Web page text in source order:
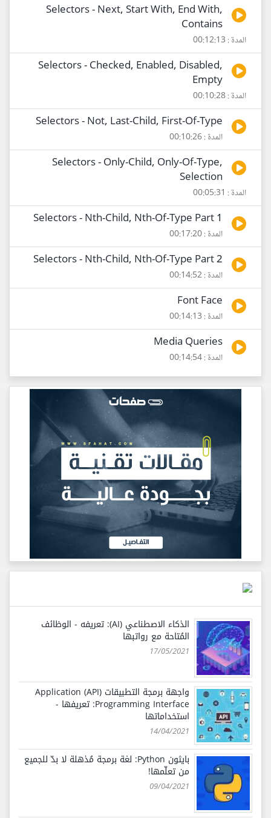
Selectors - Next, Start With, End With,
Contains
المدة : 00:12:13
Selectors - Checked, Enabled, Disabled,
Empty
المدة : 00:10:28
Selectors - Not, Last-Child, First-Of-Type
المدة : 00:10:26
Selectors - Only-Child, Only-Of-Type,
Selection
المدة : 00:05:31
Selectors - Nth-Child, Nth-Of-Type Part 1
المدة : 00:17:20
Selectors - Nth-Child, Nth-Of-Type Part 2
المدة : 00:14:52
Font Face
المدة : 00:14:13
Media Queries
المدة : 00:14:54
الذكاء الاصطناعي (AI): تعريفه - الوظائف
المُتاحة مع رواتبها
17/05/2021
واجهة برمجة التطبيقات (API) Application
Programming Interface: تعريفها -
استخداماتها
14/04/2021
بايثون Python: لغة برمجة مُذهلة لا بدّ للجميع
من تعلّمها!
09/04/2021